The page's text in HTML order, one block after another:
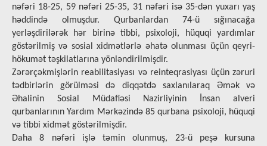
nəfəri 18-25, 59 nəfəri 25-35, 31 nəfəri isə 35-dən yuxarı yaş
həddində olmuşdur. Qurbanlardan 74-ü sığınacağa
yerləşdirilərək hər birinə tibbi, psixoloji, hüquqi yardımlar
göstərilmiş və sosial xidmətlərlə əhatə olunması üçün qeyri-
hökumət təşkilatlarına yönləndirilmişdir.
Zərərçəkmişlərin reabilitasiyası və reinteqrasiyası üçün zəruri
tədbirlərin görülməsi də diqqətdə saxlanılaraq Əmək və
Əhalinin Sosial Müdafiəsi Nazirliyinin İnsan alveri
qurbanlarının Yardım Mərkəzində 85 qurbana psixoloji, hüquqi
və tibbi xidmət göstərilmişdir.
Daha 8 nəfəri işlə təmin olunmuş, 23-ü peşə kursuna